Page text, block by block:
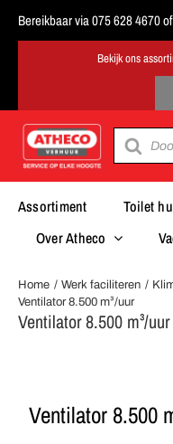
Bereikbaar via 075 628 4670 of
Producten
zoeken
Assortiment Toilet
Over Atheco
Home Werk faciliteren
Ventilator 8.500 m³/uur
Ventilator 8.500 m³/uur
Ventilator 8.500